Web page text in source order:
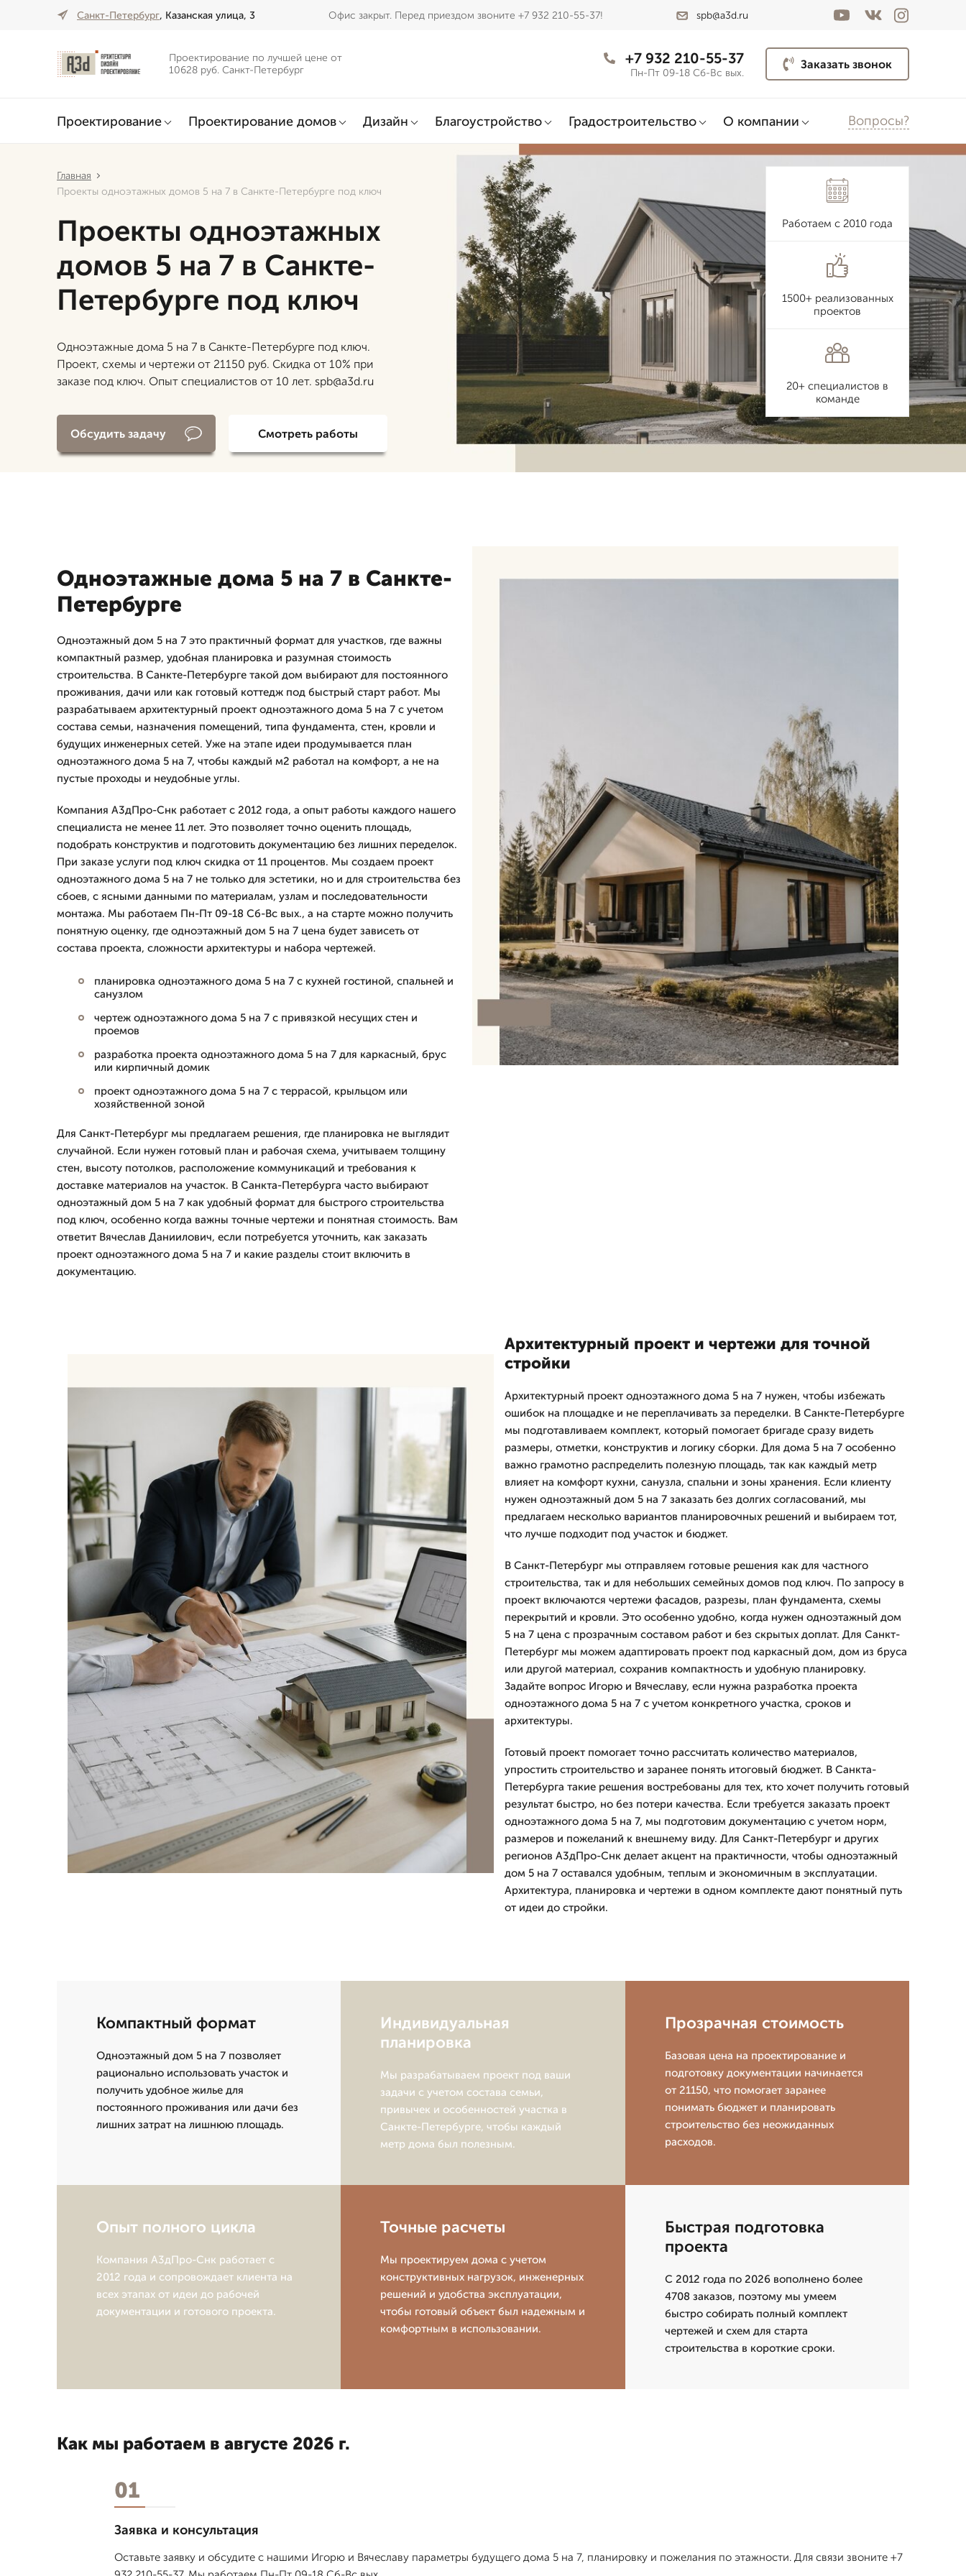
Санкт-Петербург, Казанская улица, 3 Офис закрыт. Перед приездом звоните +7 932 210-55-37! spb@a3d.ru
Проектирование по лучшей цене от
10628 руб. Санкт-Петербург
+7 932 210-55-37
Пн-Пт 09-18 Сб-Вс вых.
Заказать звонок
Проектирование Проектирование домов Дизайн Благоустройство Градостроительство О компании Вопросы?
Главная
Проекты одноэтажных домов 5 на 7 в Санкте-Петербурге под ключ
Проекты одноэтажных
домов 5 на 7 в Санкте-
Петербурге под ключ
Одноэтажные дома 5 на 7 в Санкте-Петербурге под ключ.
Проект, схемы и чертежи от 21150 руб. Скидка от 10% при
заказе под ключ. Опыт специалистов от 10 лет. spb@a3d.ru
Обсудить задачу Смотреть работы
Работаем с 2010 года
1500+ реализованных
проектов
20+ специалистов в
команде
Одноэтажные дома 5 на 7 в Санкте-
Петербурге
Одноэтажный дом 5 на 7 это практичный формат для участков, где важны
компактный размер, удобная планировка и разумная стоимость
строительства. В Санкте-Петербурге такой дом выбирают для постоянного
проживания, дачи или как готовый коттедж под быстрый старт работ. Мы
разрабатываем архитектурный проект одноэтажного дома 5 на 7 с учетом
состава семьи, назначения помещений, типа фундамента, стен, кровли и
будущих инженерных сетей. Уже на этапе идеи продумывается план
одноэтажного дома 5 на 7, чтобы каждый м2 работал на комфорт, а не на
пустые проходы и неудобные углы.
Компания А3дПро-Снк работает с 2012 года, а опыт работы каждого нашего
специалиста не менее 11 лет. Это позволяет точно оценить площадь,
подобрать конструктив и подготовить документацию без лишних переделок.
При заказе услуги под ключ скидка от 11 процентов. Мы создаем проект
одноэтажного дома 5 на 7 не только для эстетики, но и для строительства без
сбоев, с ясными данными по материалам, узлам и последовательности
монтажа. Мы работаем Пн-Пт 09-18 Сб-Вс вых., а на старте можно получить
понятную оценку, где одноэтажный дом 5 на 7 цена будет зависеть от
состава проекта, сложности архитектуры и набора чертежей.
планировка одноэтажного дома 5 на 7 с кухней гостиной, спальней и
санузлом
чертеж одноэтажного дома 5 на 7 с привязкой несущих стен и
проемов
разработка проекта одноэтажного дома 5 на 7 для каркасный, брус
или кирпичный домик
проект одноэтажного дома 5 на 7 с террасой, крыльцом или
хозяйственной зоной
Для Санкт-Петербург мы предлагаем решения, где планировка не выглядит
случайной. Если нужен готовый план и рабочая схема, учитываем толщину
стен, высоту потолков, расположение коммуникаций и требования к
доставке материалов на участок. В Санкта-Петербурга часто выбирают
одноэтажный дом 5 на 7 как удобный формат для быстрого строительства
под ключ, особенно когда важны точные чертежи и понятная стоимость. Вам
ответит Вячеслав Даниилович, если потребуется уточнить, как заказать
проект одноэтажного дома 5 на 7 и какие разделы стоит включить в
документацию.
Архитектурный проект и чертежи для точной
стройки
Архитектурный проект одноэтажного дома 5 на 7 нужен, чтобы избежать
ошибок на площадке и не переплачивать за переделки. В Санкте-Петербурге
мы подготавливаем комплект, который помогает бригаде сразу видеть
размеры, отметки, конструктив и логику сборки. Для дома 5 на 7 особенно
важно грамотно распределить полезную площадь, так как каждый метр
влияет на комфорт кухни, санузла, спальни и зоны хранения. Если клиенту
нужен одноэтажный дом 5 на 7 заказать без долгих согласований, мы
предлагаем несколько вариантов планировочных решений и выбираем тот,
что лучше подходит под участок и бюджет.
В Санкт-Петербург мы отправляем готовые решения как для частного
строительства, так и для небольших семейных домов под ключ. По запросу в
проект включаются чертежи фасадов, разрезы, план фундамента, схемы
перекрытий и кровли. Это особенно удобно, когда нужен одноэтажный дом
5 на 7 цена с прозрачным составом работ и без скрытых доплат. Для Санкт-
Петербург мы можем адаптировать проект под каркасный дом, дом из бруса
или другой материал, сохранив компактность и удобную планировку.
Задайте вопрос Игорю и Вячеславу, если нужна разработка проекта
одноэтажного дома 5 на 7 с учетом конкретного участка, сроков и
архитектуры.
Готовый проект помогает точно рассчитать количество материалов,
упростить строительство и заранее понять итоговый бюджет. В Санкта-
Петербурга такие решения востребованы для тех, кто хочет получить готовый
результат быстро, но без потери качества. Если требуется заказать проект
одноэтажного дома 5 на 7, мы подготовим документацию с учетом норм,
размеров и пожеланий к внешнему виду. Для Санкт-Петербург и других
регионов А3дПро-Снк делает акцент на практичности, чтобы одноэтажный
дом 5 на 7 оставался удобным, теплым и экономичным в эксплуатации.
Архитектура, планировка и чертежи в одном комплекте дают понятный путь
от идеи до стройки.
Компактный формат
Одноэтажный дом 5 на 7 позволяет
рационально использовать участок и
получить удобное жилье для
постоянного проживания или дачи без
лишних затрат на лишнюю площадь.
Индивидуальная
планировка
Мы разрабатываем проект под ваши
задачи с учетом состава семьи,
привычек и особенностей участка в
Санкте-Петербурге, чтобы каждый
метр дома был полезным.
Прозрачная стоимость
Базовая цена на проектирование и
подготовку документации начинается
от 21150, что помогает заранее
понимать бюджет и планировать
строительство без неожиданных
расходов.
Опыт полного цикла
Компания А3дПро-Снк работает с
2012 года и сопровождает клиента на
всех этапах от идеи до рабочей
документации и готового проекта.
Точные расчеты
Мы проектируем дома с учетом
конструктивных нагрузок, инженерных
решений и удобства эксплуатации,
чтобы готовый объект был надежным и
комфортным в использовании.
Быстрая подготовка
проекта
С 2012 года по 2026 вополнено более
4708 заказов, поэтому мы умеем
быстро собирать полный комплект
чертежей и схем для старта
строительства в короткие сроки.
Как мы работаем в августе 2026 г.
01
Заявка и консультация
Оставьте заявку и обсудите с нашими Игорю и Вячеславу параметры будущего дома 5 на 7, планировку и пожелания по этажности. Для связи звоните +7